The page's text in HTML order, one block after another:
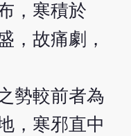
，寒積於
，故痛劇，
勢較前者為
，寒邪直中